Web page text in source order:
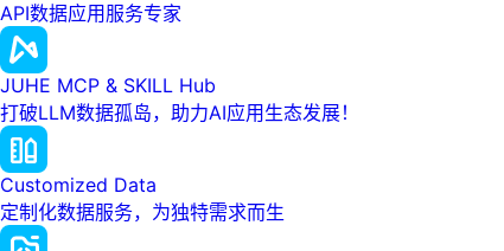
API数据应用服务专家
JUHE MCP & SKILL Hub
打破LLM数据孤岛，助力AI应用生态发展！
Customized Data
定制化数据服务，为独特需求而生